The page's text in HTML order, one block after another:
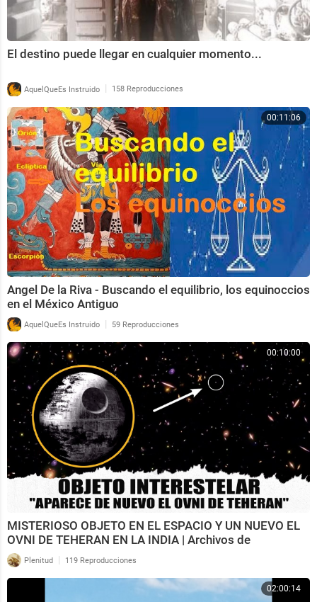
El destino puede llegar en cualquier momento...
AquelQueEs Instruido | 158 Reproducciones
00:11:06
Angel De la Riva - Buscando el equilibrio, los equinoccios
en el México Antiguo
AquelQueEs Instruido | 59 Reproducciones
00:10:00
MISTERIOSO OBJETO EN EL ESPACIO Y UN NUEVO EL
OVNI DE TEHERAN EN LA INDIA | Archivos de
Divulgación
Plenitud | 119 Reproducciones
02:00:14